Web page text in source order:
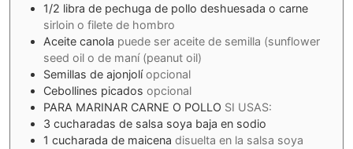
1/2 libra de pechuga de pollo deshuesada o carne
sirloin o filete de hombro
Aceite canola puede ser aceite de semilla (sunflower
seed oil o de maní (peanut oil)
Semillas de ajonjolí opcional
Cebollines picados opcional
PARA MARINAR CARNE O POLLO SI USAS:
3 cucharadas de salsa soya baja en sodio
1 cucharada de maicena disuelta en la salsa soya